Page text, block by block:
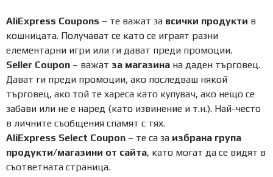
AliExpress Coupons – те важат за всички продукти в
кошницата. Получават се като се играят разни
елементарни игри или ги дават преди промоции.
Seller Coupon – важат за магазина на даден търговец.
Дават ги преди промоции, ако последваш някой
търговец, ако той те хареса като купувач, ако нещо се
забави или не е наред (като извинение и т.н.). Най-често
в личните съобщения спамят с тях.
AliExpress Select Coupon – те са за избрана група
продукти/магазини от сайта, като могат да се видят в
съответната страница.